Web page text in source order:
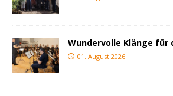
Wundervolle Klänge für
01. August 2026